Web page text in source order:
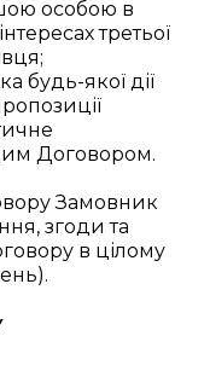
особою в
третьої
будь-якої дії
Договором.
Замовник
згоди та
в цілому